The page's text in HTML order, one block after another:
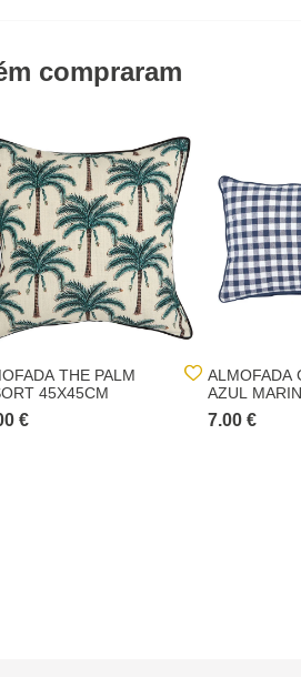
compraram
THE PALM
45X45CM
€
ALMOFADA
AZUL
7.00 €